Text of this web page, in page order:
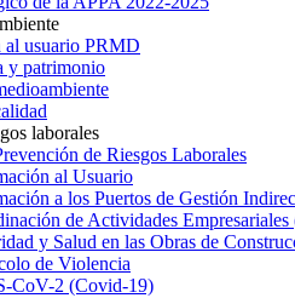
al usuario PRMD
y patrimonio
laborales
de Riesgos Laborales
al Usuario
a los Puertos de Gestión
de Actividades
y Salud en las Obras de
de Violencia
CoV-2 (Covid-19)